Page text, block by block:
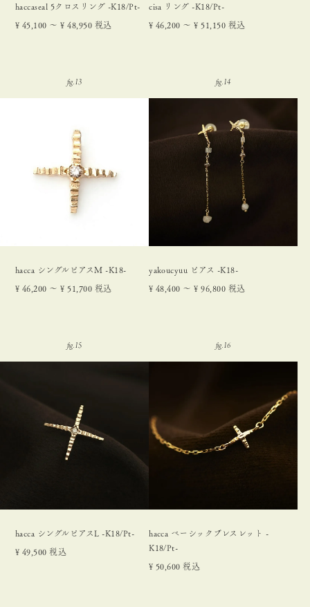
haccaseal 5クロスリング -K18/Pt-
¥ 45,100 〜 ¥ 48,950 税込
cisa リング -K18/Pt-
¥ 46,200 〜 ¥ 51,150 税込
hacca シングルピアスＭ -K18-
¥ 46,200 〜 ¥ 51,700 税込
yakoucyuu ピアス -K18-
¥ 48,400 〜 ¥ 96,800 税込
hacca シングルピアスL -K18/Pt-
¥ 49,500 税込
hacca ベーシックブレスレット -
K18/Pt-
¥ 50,600 税込